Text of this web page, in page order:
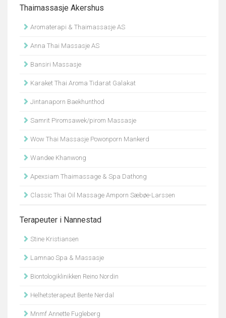
Thaimassasje Akershus
Aromaterapi & Thaimassasje AS
Anna Thai Massasje AS
Bansiri Massasje
Karaket Thai Aroma Tidarat Galakat
Jintanaporn Baekhunthod
Samrit Piromsawek/pirom Massasje
Wow Thai Massasje Powonporn Mankerd
Wandee Khanwong
Apexsiam Thaimassage & Spa Dathong
Classic Thai Oil Massage Amporn Sæbøe-Larssen
Terapeuter i Nannestad
Stine Kristiansen
Lamnao Spa & Massasje
Biontologiklinikken Reino Nordin
Helhetsterapeut Bente Nerdal
Mnmf Annette Fugleberg